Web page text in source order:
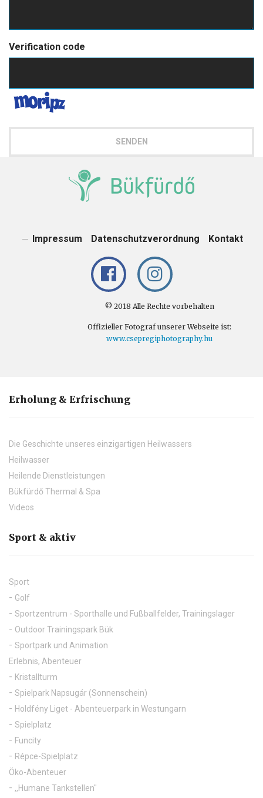
Verification code
SENDEN
Impressum Datenschutzverordnung Kontakt
© 2018 Alle Rechte vorbehalten
Offizieller Fotograf unserer Webseite ist:
www.csepregiphotography.hu
Erholung & Erfrischung
Die Geschichte unseres einzigartigen Heilwassers
Heilwasser
Heilende Dienstleistungen
Bükfürdő Thermal & Spa
Videos
Sport & aktiv
Sport
Golf
Sportzentrum - Sporthalle und Fußballfelder, Trainingslager
Outdoor Trainingspark Bük
Sportpark und Animation
Erlebnis, Abenteuer
Kristallturm
Spielpark Napsugár (Sonnenschein)
Holdfény Liget - Abenteuerpark in Westungarn
Spielplatz
Funcity
Répce-Spielplatz
Öko-Abenteuer
,,Humane Tankstellen"